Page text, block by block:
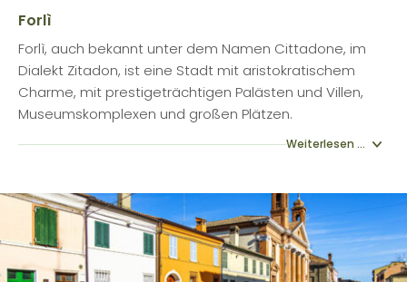
Forlì
Forlì, auch bekannt unter dem Namen Cittadone, im
Dialekt Zitadon, ist eine Stadt mit aristokratischem
Charme, mit prestigeträchtigen Palästen und Villen,
Museumskomplexen und großen Plätzen.
Weiterlesen ...